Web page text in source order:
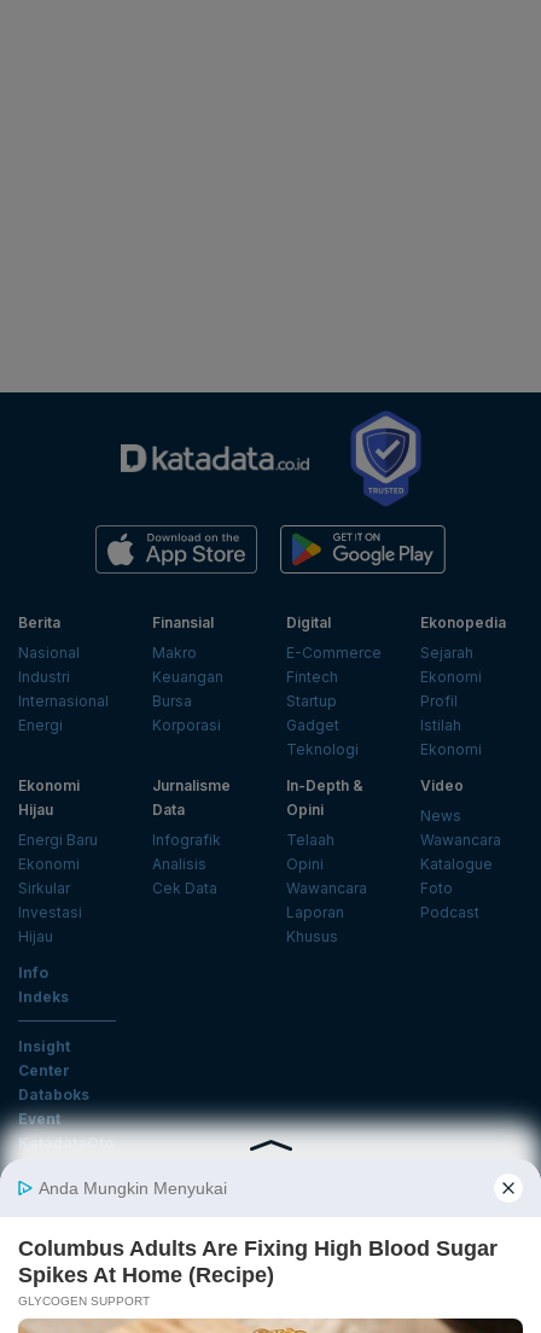
Berita
Nasional
Industri
Internasional
Energi
Finansial
Makro
Keuangan
Bursa
Korporasi
Digital
E-Commerce
Fintech
Startup
Gadget
Teknologi
Ekonopedia
Sejarah
Ekonomi
Profil
Istilah
Ekonomi
Ekonomi
Hijau
Energi Baru
Ekonomi
Sirkular
Investasi
Hijau
Jurnalisme
Data
Infografik
Analisis
Cek Data
In-Depth &
Opini
Telaah
Opini
Wawancara
Laporan
Khusus
Video
News
Wawancara
Katalogue
Foto
Podcast
Info
Indeks
Insight
Center
Databoks
Event
KatadataOto
Email
Daftar